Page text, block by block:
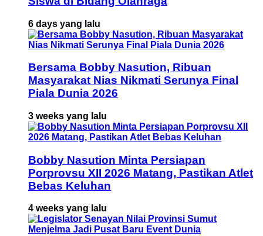
6 days yang lalu
Bersama Bobby Nasution, Ribuan
Masyarakat Nias Nikmati Serunya Final
Piala Dunia 2026
3 weeks yang lalu
Bobby Nasution Minta Persiapan
Porprovsu XII 2026 Matang, Pastikan Atlet
Bebas Keluhan
4 weeks yang lalu